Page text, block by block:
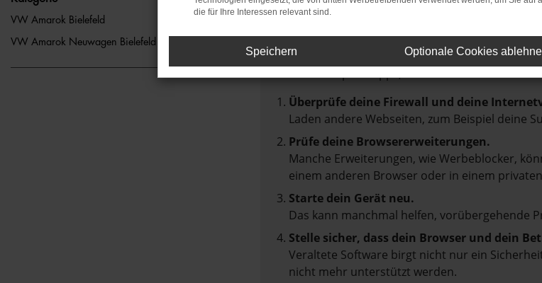
VW Amarok Bielefeld
VW Amarok Neuwagen Bielefeld
Beim Laden ist ein Fehler aufgetreten.
Hier sind ein paar Tipps, die dir helfen können:
Überprüfe deine Firewall und deine
Laden andere Webseiten, zum Beispiel deine
Prüfe deine Browsererweiterungen.
Manche Erweiterungen, wie Werbeblocker,
einem anderen Browser oder in einem
Starte dein Gerät neu.
Das kann manchmal helfen, vorübergehende
Stelle sicher, dass dein Browser und dein
Veraltete Software birgt nicht nur ein
nicht mehr unterstützt werden.
die für Ihre Interessen relevant sind.
Speichern Optionale Cookies